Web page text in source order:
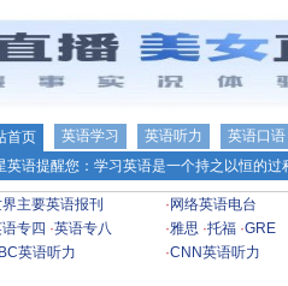
首页 英语学习 英语听力
英语口语
英语提醒您：学习英语是一个持之以恒的
主要英语报刊 · 网络英语电台
专四 ·英语专八 ·雅思 ·托福 ·GRE
英语听力 ·CNN英语听力